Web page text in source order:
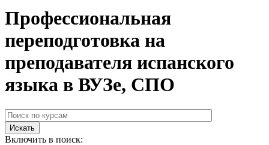
Профессиональная
переподготовка на
преподавателя испанского
языка в ВУЗе, СПО
Искать
Включить в поиск: